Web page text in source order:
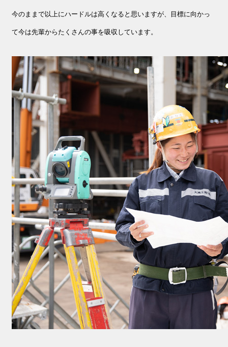
今のままで以上にハードルは高くなると思いますが、目標に向かっ
て今は先輩からたくさんの事を吸収しています。